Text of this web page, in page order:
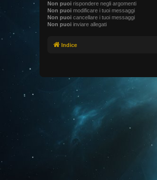
Non puoi rispondere negli argomenti
Non puoi modificare i tuoi messaggi
Non puoi cancellare i tuoi messaggi
Non puoi inviare allegati
Indice